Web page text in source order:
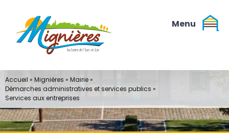
contenu
Accueil » Mignières » Mairie»
Démarches administratives et services publics »
Services aux entreprises